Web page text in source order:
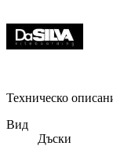
Техническо
Вид
Дъски